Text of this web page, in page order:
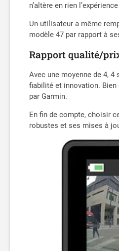
n’altère en rien
Un utilisateur a même
modèle 47 par rapport à
Rapport qualité/
Avec une moyenne de 4,
fiabilité et innovation.
par Garmin.
En fin de compte, choisir
robustes et ses mises à